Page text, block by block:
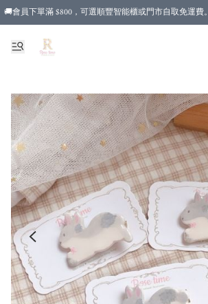
🚚會員下單滿 $800，可選順豐智能櫃或門市自取免運費。